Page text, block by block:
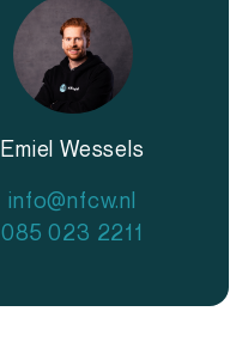
Emiel Wessels
info@nfcw.nl
085 023 2211